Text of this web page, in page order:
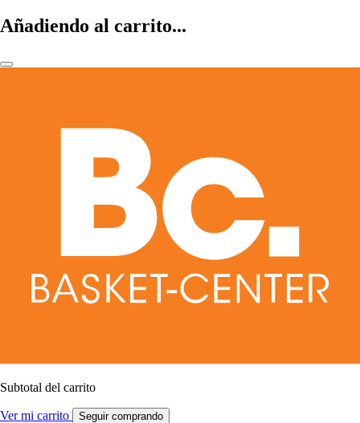
Añadiendo al carrito...
Subtotal del carrito
Ver mi carrito Seguir comprando